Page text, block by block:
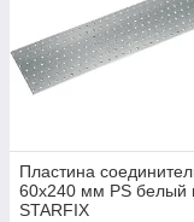
Пластина
60х240 мм PS белый
STARFIX